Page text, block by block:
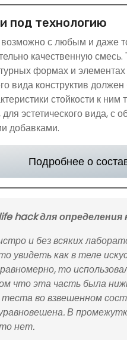
под технологию
с любым и даже
качественную
формах и
вида конструктив
стойкости к
эстетического вида,
добавками.
Подробнее о
для определения
и без всяких
увидетькакв теле
то
что эта часть была
во взвешенном
В
нет.